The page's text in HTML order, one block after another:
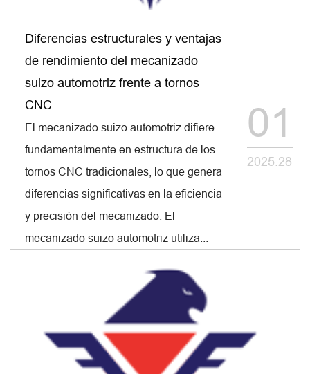
Diferencias estructurales y ventajas
de rendimiento del mecanizado
suizo automotriz frente a tornos
CNC
El mecanizado suizo automotriz difiere
fundamentalmente en estructura de los
tornos CNC tradicionales, lo que genera
diferencias significativas en la eficiencia
y precisión del mecanizado. El
mecanizado suizo automotriz utiliza...
01
2025.28